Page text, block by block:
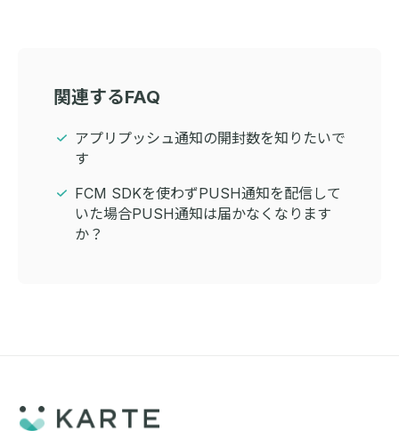
関連するFAQ
アプリプッシュ通知の開封数を知りたいで
す
FCM SDKを使わずPUSH通知を配信して
いた場合PUSH通知は届かなくなります
か？